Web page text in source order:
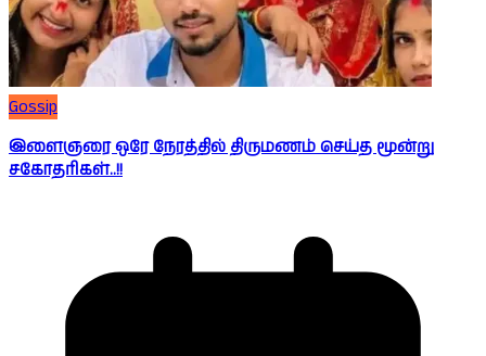
Gossip
இளைஞரை ஒரே நேரத்தில் திருமணம் செய்த மூன்று
சகோதரிகள்..!!